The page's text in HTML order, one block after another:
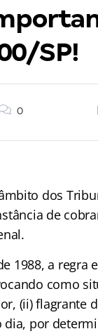
SP!
0
dos
de
1988, a regra
como
(ii) flagrante
dia, por